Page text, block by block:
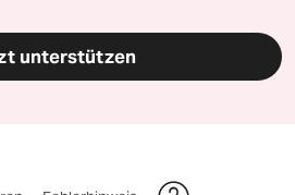
unterstützen